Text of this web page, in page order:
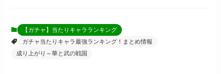
【ガチャ】当たりキャラランキング
ガチャ当たりキャラ最強ランキング！まとめ情報
成り上がり～華と武の戦国